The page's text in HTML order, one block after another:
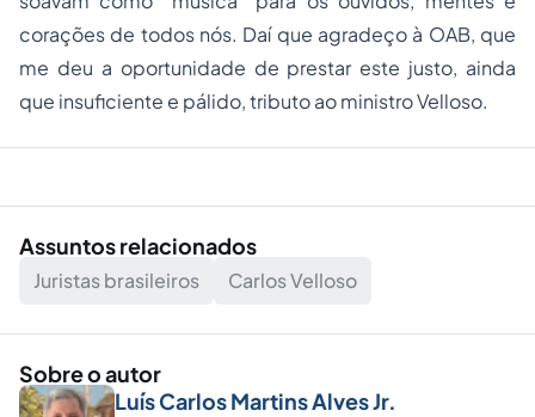
corações de todos nós. Daí que agradeço à OAB, que
me deu a oportunidade de prestar este justo, ainda
que insuficiente e pálido, tributo ao ministro Velloso.
Assuntos relacionados
Juristas brasileiros Carlos Velloso
Sobre o autor
Luís Carlos Martins Alves Jr.